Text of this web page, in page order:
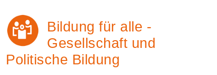
Bildung für alle -
Gesellschaft und
Politische Bildung